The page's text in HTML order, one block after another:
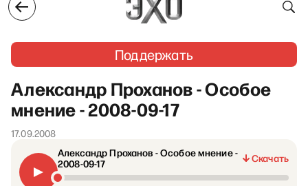
Поддержать
Александр Проханов - Особое
мнение - 2008-09-17
17.09.2008
Александр Проханов - Особое мнение -
2008-09-17
Скачать